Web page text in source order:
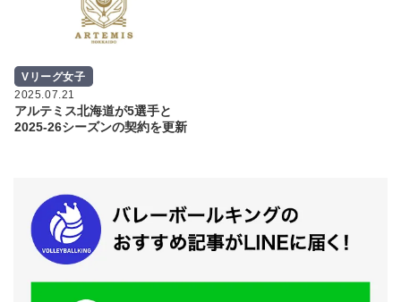
Vリーグ女子
2025.07.21
アルテミス北海道が5選手と
2025-26シーズンの契約を更新